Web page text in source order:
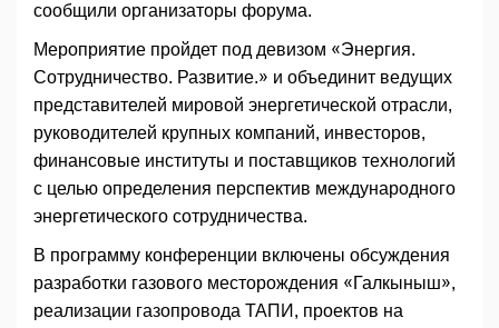
сообщили организаторы форума.
Мероприятие пройдет под девизом «Энергия.
Сотрудничество. Развитие.» и объединит ведущих
представителей мировой энергетической отрасли,
руководителей крупных компаний, инвесторов,
финансовые институты и поставщиков технологий
с целью определения перспектив международного
энергетического сотрудничества.
В программу конференции включены обсуждения
разработки газового месторождения «Галкыныш»,
реализации газопровода ТАПИ, проектов на